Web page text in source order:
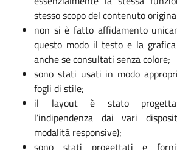
stesso scopo del contenuto
non si è fatto affidamento
questo modo il testo e la
anche se consultati senza colore;
sono stati usati in modo
fogli di stile;
il layout è stato
l’indipendenza dai vari
modalità responsive);
sono stati progettati e